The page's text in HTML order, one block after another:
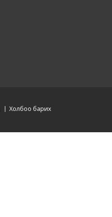
Холбоо барих